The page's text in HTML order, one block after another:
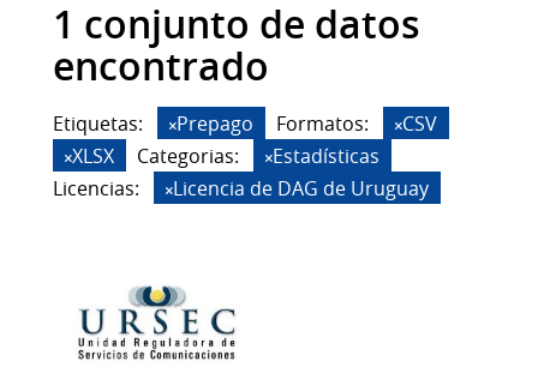
1 conjunto de datos
encontrado
Etiquetas: Prepago Formatos:
CSV
XLSX
Categorias:
Estadísticas
Licencias:
Licencia de DAG de Uruguay